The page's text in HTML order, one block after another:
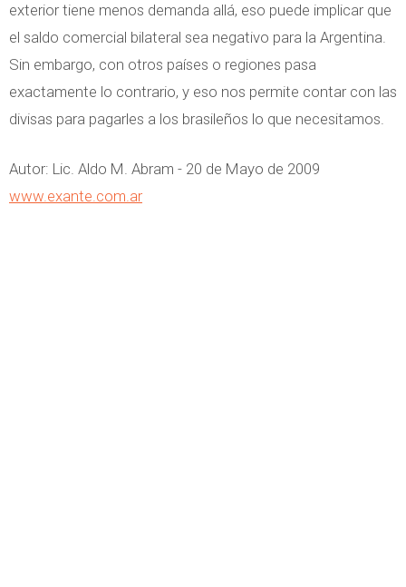
exterior tiene menos demanda allá, eso puede implicar que
el saldo comercial bilateral sea negativo para la Argentina.
Sin embargo, con otros países o regiones pasa
exactamente lo contrario, y eso nos permite contar con las
divisas para pagarles a los brasileños lo que necesitamos.
Autor: Lic. Aldo M. Abram - 20 de Mayo de 2009
www.exante.com.ar